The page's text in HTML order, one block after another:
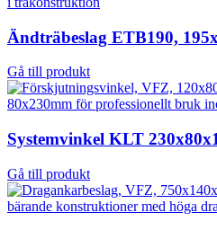
Ändträbeslag ETB190,
Gå till produkt
Systemvinkel KLT
Gå till produkt